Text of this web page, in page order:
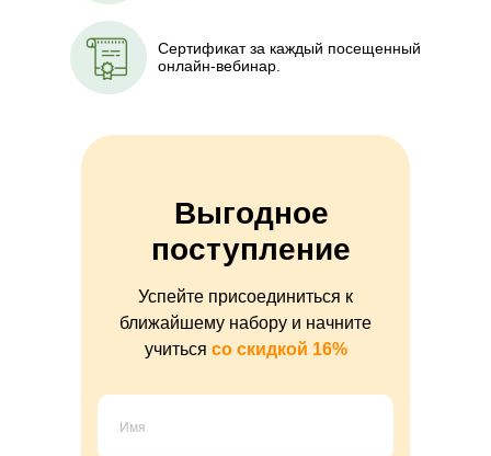
Сертификат за каждый посещенный
онлайн-вебинар.
Выгодное
поступление
Успейте присоединиться к
ближайшему набору и начните
учиться со скидкой 16%